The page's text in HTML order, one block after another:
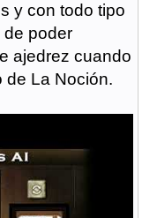
y con todo tipo
de poder
ajedrez cuando
de La Noción.